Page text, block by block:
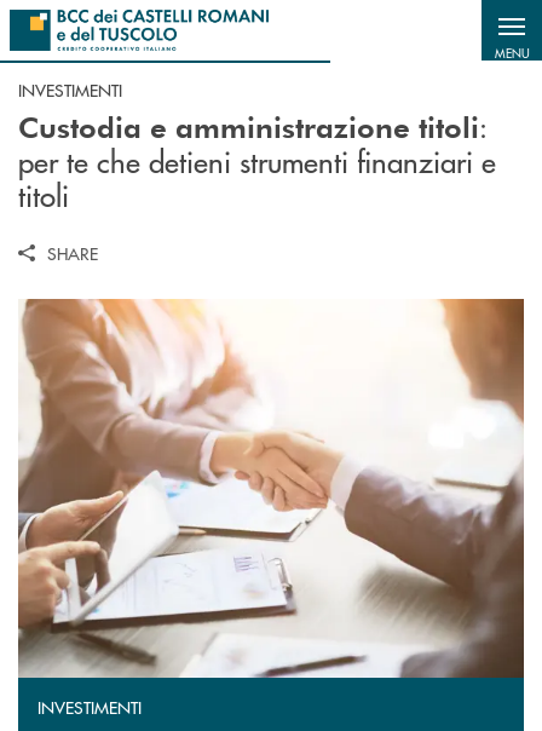
Salta al contenuto principale
MENU
INVESTIMENTI
Custodia e amministrazione titoli:
per te che detieni strumenti finanziari e
titoli
SHARE
INVESTIMENTI